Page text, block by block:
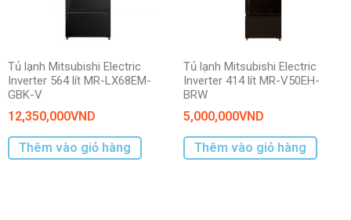
Tủ lạnh Mitsubishi Electric
Inverter 564 lít MR-LX68EM-
GBK-V
12,350,000VND
Thêm vào giỏ hàng
Tủ lạnh Mitsubishi Electric
Inverter 414 lít MR-V50EH-
BRW
5,000,000VND
Thêm vào giỏ hàng